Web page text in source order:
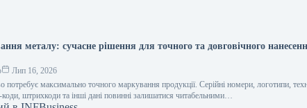
металу: сучасне рішення для точного та довговічного
Лип 16, 2026
потребує максимально точного маркування продукції. Серійні номери, логотипи,
штрихкоди та інші дані повинні залишатися читабельними…